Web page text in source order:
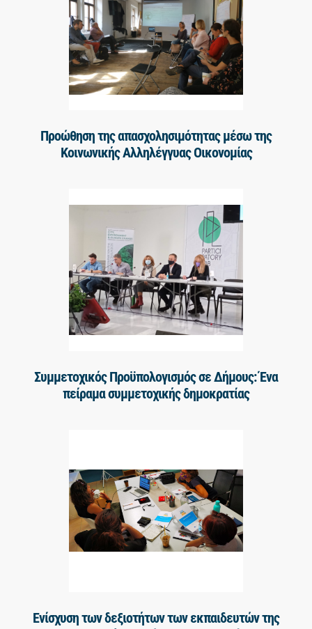
Προώθηση της απασχολησιμότητας μέσω της
Κοινωνικής Αλληλέγγυας Οικονομίας
Συμμετοχικός Προϋπολογισμός σε Δήμους: Ένα
πείραμα συμμετοχικής δημοκρατίας
Ενίσχυση των δεξιοτήτων των εκπαιδευτών της